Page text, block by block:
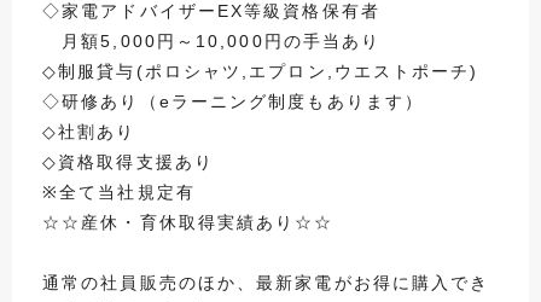
◇家電アドバイザーEX等級資格保有者
月額5,000円～10,000円の手当あり
◇制服貸与(ポロシャツ,エプロン,ウエストポーチ)
◇研修あり（eラーニング制度もあります）
◇社割あり
◇資格取得支援あり
※全て当社規定有
☆☆産休・育休取得実績あり☆☆
通常の社員販売のほか、最新家電がお得に購入でき